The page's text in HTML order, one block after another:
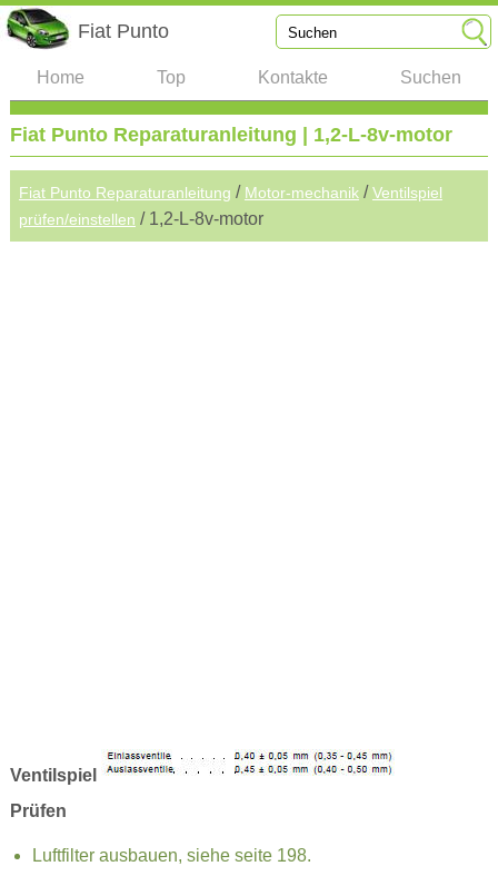
Fiat Punto
Home Top Kontakte Suchen
Fiat Punto Reparaturanleitung | 1,2-L-8v-motor
Fiat Punto Reparaturanleitung / Motor-mechanik/Ventilspiel
prüfen/einstellen / 1,2-L-8v-motor
Ventilspiel
Prüfen
Luftfilter ausbauen, siehe seite 198.